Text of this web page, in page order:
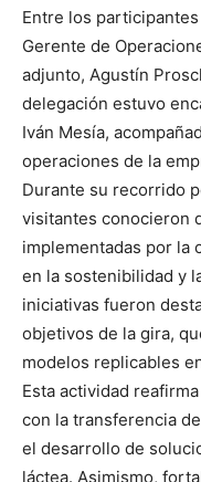
Entre los
Gerente de
adjunto, Agustín
delegación estuvo
Iván Mesía,
operaciones de la
Durante su recorrido
visitantes conocieron
implementadas por la
en la sostenibilidad y
iniciativas fueron
objetivos de la gira,
modelos replicables
Esta actividad
con la transferencia
el desarrollo de
láctea. Asimismo,